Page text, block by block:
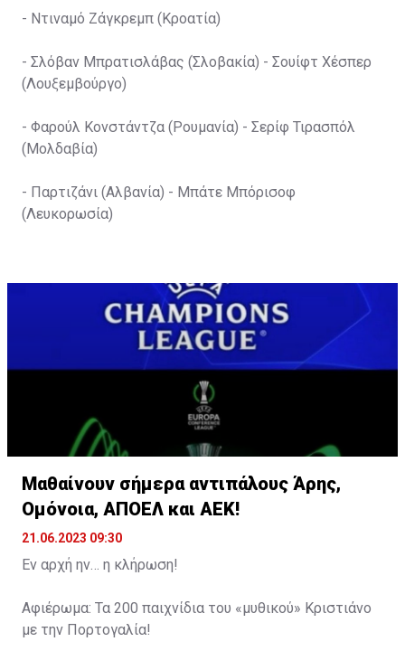
- Ντιναμό Ζάγκρεμπ (Κροατία)
- Σλόβαν Μπρατισλάβας (Σλοβακία) - Σουίφτ Χέσπερ
(Λουξεμβούργο)
- Φαρούλ Κονστάντζα (Ρουμανία) - Σερίφ Τιρασπόλ
(Μολδαβία)
- Παρτιζάνι (Αλβανία) - Μπάτε Μπόρισοφ
(Λευκορωσία)
Μαθαίνουν σήμερα αντιπάλους Άρης,
Ομόνοια, ΑΠΟΕΛ και ΑΕΚ!
21.06.2023 09:30
Εν αρχή ην… η κλήρωση!
Αφιέρωμα: Τα 200 παιχνίδια του «μυθικού» Κριστιάνο
με την Πορτογαλία!